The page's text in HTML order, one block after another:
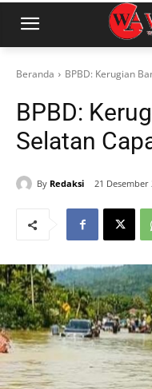
Beranda BPBD: Kerugian
BPBD:
Selatan
By Redaksi 21 Desember